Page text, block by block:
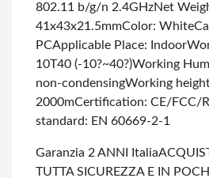
802.11 b/g/n 2.4GHzNet
41x43x21.5mmColor: White
PCApplicable Place: Indoor
10T40 (-10?~40?)Working
non-condensingWorking
2000mCertification: CE/FCC/
standard: EN 60669-2-1
Garanzia 2 ANNI Italia
TUTTA SICUREZZA E IN